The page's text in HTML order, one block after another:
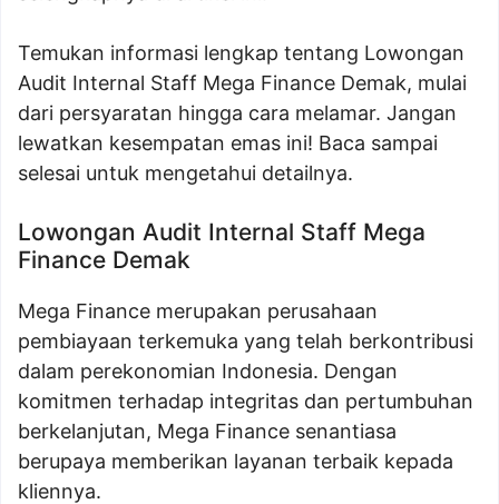
Temukan informasi lengkap tentang Lowongan
Audit Internal Staff Mega Finance Demak, mulai
dari persyaratan hingga cara melamar. Jangan
lewatkan kesempatan emas ini! Baca sampai
selesai untuk mengetahui detailnya.
Lowongan Audit Internal Staff Mega
Finance Demak
Mega Finance merupakan perusahaan
pembiayaan terkemuka yang telah berkontribusi
dalam perekonomian Indonesia. Dengan
komitmen terhadap integritas dan pertumbuhan
berkelanjutan, Mega Finance senantiasa
berupaya memberikan layanan terbaik kepada
kliennya.